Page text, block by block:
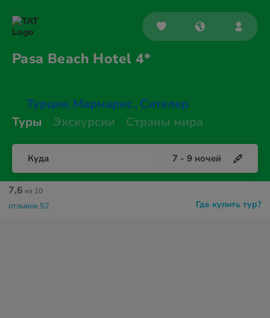
Pasa Beach Hotel 4*
Турция, Мармарис , Сителер
Туры
Экскурсии Страны мира
Куда 7 - 9 ночей
Где купить тур?
7,6 из 10
отзывов 52